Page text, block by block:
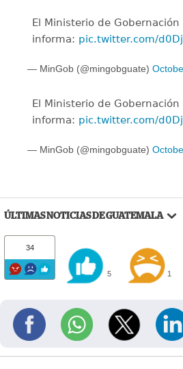
El Ministerio de
informa: pic.twitter.com/
— MinGob (@mingobguate)
El Ministerio de
informa: pic.twitter.com/
— MinGob (@mingobguate)
ÚLTIMAS NOTICIAS DE GUATEMALA
34
5 1